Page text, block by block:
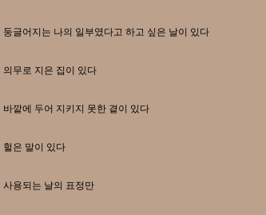
둥글어지는 나의 일부였다고 하고 싶은 날이 있다
의무로 지은 집이 있다
바깥에 두어 지키지 못한 곁이 있다
헐은 말이 있다
사용되는 날의 표정만